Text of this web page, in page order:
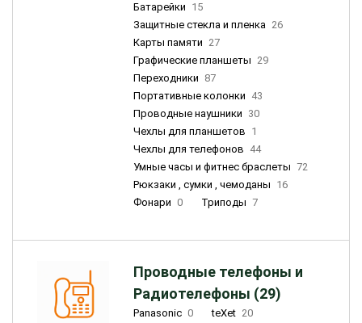
Батарейки 15
Защитные стекла и пленка 26
Карты памяти 27
Графические планшеты 29
Переходники 87
Портативные колонки 43
Проводные наушники 30
Чехлы для планшетов 1
Чехлы для телефонов 44
Умные часы и фитнес браслеты 72
Рюкзаки , сумки , чемоданы 16
Фонари 0 Триподы 7
Проводные телефоны и
Радиотелефоны (29)
Panasonic 0 teXet 20